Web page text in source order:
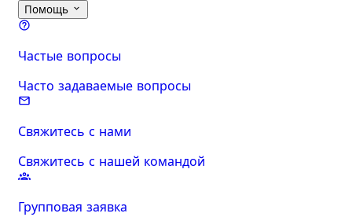
Помощь
Частые вопросы
Часто задаваемые вопросы
Свяжитесь с нами
Свяжитесь с нашей командой
Групповая заявка